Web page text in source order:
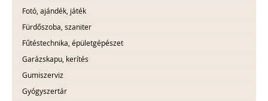
Fotó, ajándék, játék
Fürdőszoba, szaniter
Fűtéstechnika, épületgépészet
Garázskapu, kerítés
Gumiszerviz
Gyógyszertár